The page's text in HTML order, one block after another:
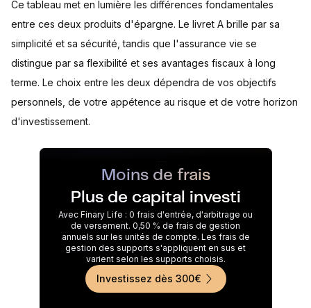
Ce tableau met en lumière les différences fondamentales
entre ces deux produits d'épargne. Le livret A brille par sa
simplicité et sa sécurité, tandis que l'assurance vie se
distingue par sa flexibilité et ses avantages fiscaux à long
terme. Le choix entre les deux dépendra de vos objectifs
personnels, de votre appétence au risque et de votre horizon
d'investissement.
Moins de frais
Plus de capital investi
Avec Finary Life : 0 frais d'entrée, d'arbitrage ou
de versement. 0,50 % de frais de gestion
annuels sur les unités de compte. Les frais de
gestion des supports s'appliquent en sus et
varient selon les supports choisis.
Investissez dès 300€